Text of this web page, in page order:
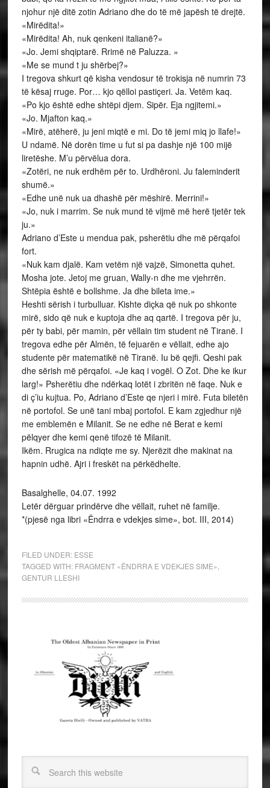
njohur një ditë zotin Adriano dhe do të më japësh të drejtë.
«Mirëdita!»
«Mirëdita! Ah, nuk qenkeni italianë?»
«Jo. Jemi shqiptarë. Rrimë në Paluzza. »
«Me se mund t ju shërbej?»
I tregova shkurt që kisha vendosur të trokisja në numrin 73
të kësaj rruge. Por… kjo qëlloi pastiçeri. Ja. Vetëm kaq.
«Po kjo është edhe shtëpi djem. Sipër. Eja ngjitemi.»
«Jo. Mjafton kaq.»
«Mirë, atëherë, ju jeni miqtë e mi. Do të jemi miq jo llafe!»
U ndamë. Në dorën time u fut si pa dashje një 100 mijë
liretëshe. M’u përvëlua dora.
«Zotëri, ne nuk erdhëm për to. Urdhëroni. Ju faleminderit
shumë.»
«Edhe unë nuk ua dhashë për mëshirë. Merrini!»
«Jo, nuk i marrim. Se nuk mund të vijmë më herë tjetër tek
ju.»
Adriano d’Este u mendua pak, psherëtiu dhe më përqafoi
fort.
«Nuk kam djalë. Kam vetëm një vajzë, Simonetta quhet.
Mosha jote. Jetoj me gruan, Wally-n dhe me vjehrrën.
Shtëpia është e bollshme. Ja dhe bileta ime.»
Heshti sërish i turbulluar. Kishte diçka që nuk po shkonte
mirë, sido që nuk e kuptoja dhe aq qartë. I tregova për ju,
për ty babi, për mamin, për vëllain tim student në Tiranë. I
tregova edhe për Almën, të fejuarën e vëllait, edhe ajo
studente për matematikë në Tiranë. Iu bë qejfi. Qeshi pak
dhe sërish më përqafoi. «Je kaq i vogël. O Zot. Dhe ke ikur
larg!» Psherëtiu dhe ndërkaq lotët i zbritën në faqe. Nuk e
di ç’iu kujtua. Po, Adriano d’Este qe njeri i mirë. Futa biletën
në portofol. Se unë tani mbaj portofol. E kam zgjedhur një
me emblemën e Milanit. Se ne edhe në Berat e kemi
pëlqyer dhe kemi qenë tifozë të Milanit.
Ikëm. Rrugica na ndiqte me sy. Njerëzit dhe makinat na
hapnin udhë. Ajri i freskët na përkëdhelte.
Basalghelle, 04.07. 1992
Letër dërguar prindërve dhe vëllait, ruhet në familje.
*(pjesë nga libri «Ëndrra e vdekjes sime», bot. III, 2014)
FILED UNDER: ESSE
TAGGED WITH: FRAGMENT «ËNDRRA E VDEKJES SIME»
GENTUR LLESHI